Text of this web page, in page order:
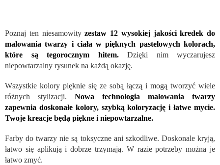
Poznaj ten niesamowityzestaw 12 wysokiej jakości kredek do
malowania twarzy i ciała w pięknych pastelowych kolorach,
które są tegorocznym hitem.Dzięki nim wyczarujesz
niepowtarzalny rysunek na każdą okazję.
Wszystkie kolory pięknie się ze sobą łączą i mogą tworzyć wiele
różnych stylizacji. Nowa technologia malowania twarzy
zapewnia doskonałe kolory, szybką koloryzację i łatwe mycie.
Twoje kreacje będą piękne i niepowtarzalne.
Farby do twarzy nie są toksyczne ani szkodliwe. Doskonale kryją,
łatwo się aplikują i dobrze trzymają. W razie potrzeby można je
łatwo zmyć.